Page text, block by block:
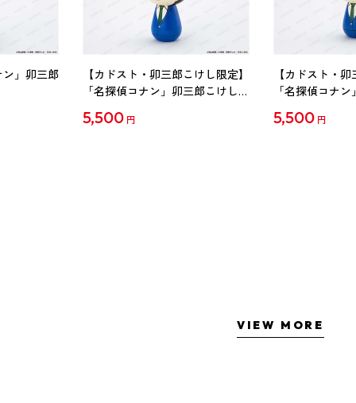
」卯三郎
【カドスト・卯三郎こけし限定】
「名探偵コナン」卯三郎こけし
5,500 円
【カドスト・
「名探偵コナ
5,500 円
VIEW MORE